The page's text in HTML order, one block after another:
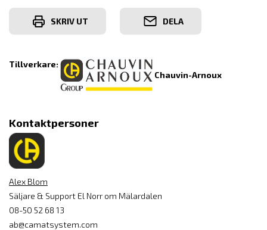
SKRIV UT DELA
Tillverkare:
Chauvin-Arnoux
Kontaktpersoner
Alex Blom
Säljare & Support El Norr om Mälardalen
08-50 52 68 13
ab@camatsystem.com